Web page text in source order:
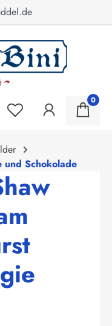
0
und Schokolade